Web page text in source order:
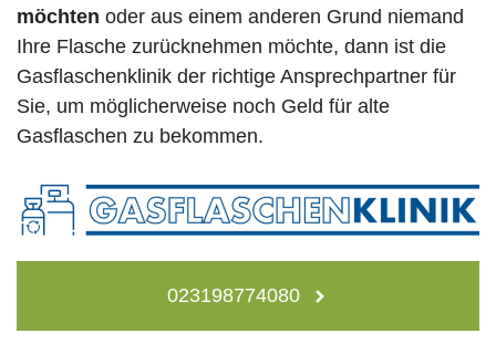
möchten oder aus einem anderen Grund niemand
Ihre Flasche zurücknehmen möchte, dann ist die
Gasflaschenklinik der richtige Ansprechpartner für
Sie, um möglicherweise noch Geld für alte
Gasflaschen zu bekommen.
023198774080